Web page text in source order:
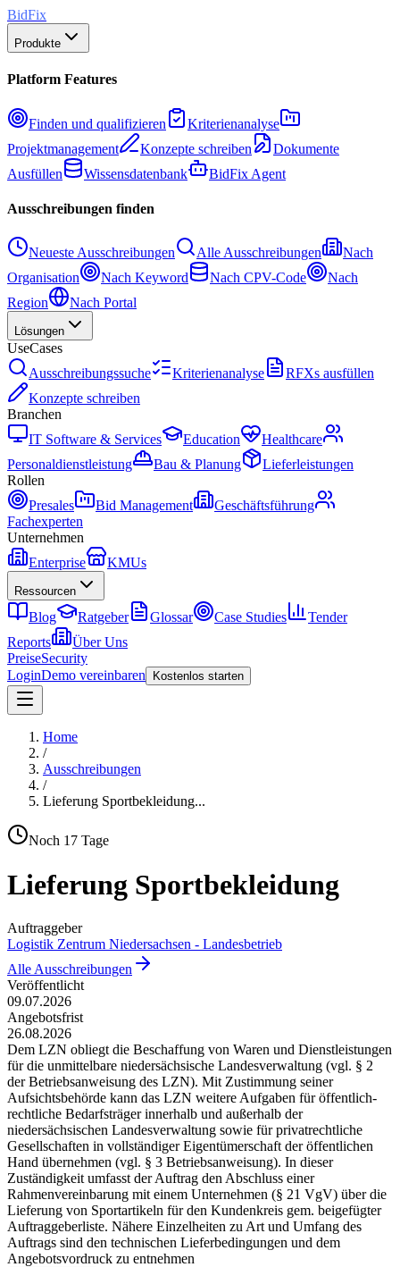
BidFix
Produkte
Platform Features
Finden und qualifizieren
Kriterienanalyse
Projektmanagement
Konzepte schreiben
Dokumente
Ausfüllen
Wissensdatenbank BidFix Agent
Ausschreibungen finden
Neueste Ausschreibungen Alle Ausschreibungen
Nach
Organisation
Nach Keyword Nach CPV-Code
Nach
Region
Nach Portal
Lösungen
UseCases
Ausschreibungssuche
Kriterienanalyse
RFXs ausfüllen
Konzepte schreiben
Branchen
IT Software & Services
Education
Healthcare
Personaldienstleistung
Bau & Planung
Lieferleistungen
Rollen
Presales
Bid Management
Geschäftsführung
Fachexperten
Unternehmen
Enterprise
KMUs
Ressourcen
Blog Ratgeber Glossar Case Studies
Tender
Reports
Über Uns
PreiseSecurity
LoginDemo vereinbaren Kostenlos starten
Home
/
Ausschreibungen
/
Lieferung Sportbekleidung...
Noch 17 Tage
Lieferung Sportbekleidung
Auftraggeber
Logistik Zentrum Niedersachsen - Landesbetrieb
Alle Ausschreibungen
Veröffentlicht
09.07.2026
Angebotsfrist
26.08.2026
Dem LZN obliegt die Beschaffung von Waren und Dienstleistungen
für die unmittelbare niedersächsische Landesverwaltung (vgl. § 2
der Betriebsanweisung des LZN). Mit Zustimmung seiner
Aufsichtsbehörde kann das LZN weitere Aufgaben für öffentlich-
rechtliche Bedarfsträger innerhalb und außerhalb der
niedersächsischen Landesverwaltung sowie für privatrechtliche
Gesellschaften in vollständiger Eigentümerschaft der öffentlichen
Hand übernehmen (vgl. § 3 Betriebsanweisung). In dieser
Zuständigkeit umfasst der Auftrag den Abschluss einer
Rahmenvereinbarung mit einem Unternehmen (§ 21 VgV) über die
Lieferung von Sportartikeln für den Kundenkreis gem. beigefügter
Auftraggeberliste. Nähere Einzelheiten zu Art und Umfang des
Auftrags sind den technischen Lieferbedingungen und dem
Angebotsvordruck zu entnehmen